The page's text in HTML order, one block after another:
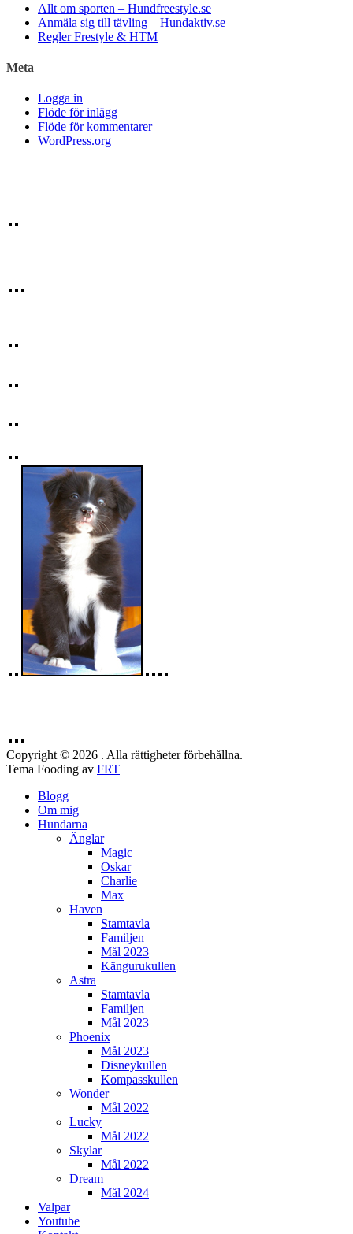
Allt om sporten – Hundfreestyle.se
Anmäla sig till tävling – Hundaktiv.se
Regler Frestyle & HTM
Meta
Logga in
Flöde för inlägg
Flöde för kommentarer
WordPress.org
Copyright © 2026 . Alla rättigheter förbehållna.
Tema Fooding av FRT
Blogg
Om mig
Hundarna
Änglar
Magic
Oskar
Charlie
Max
Haven
Stamtavla
Familjen
Mål 2023
Kängurukullen
Astra
Stamtavla
Familjen
Mål 2023
Phoenix
Mål 2023
Disneykullen
Kompasskullen
Wonder
Mål 2022
Lucky
Mål 2022
Skylar
Mål 2022
Dream
Mål 2024
Valpar
Youtube